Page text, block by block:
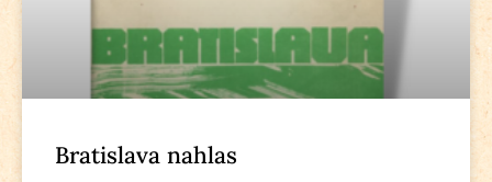
Bratislava nahlas